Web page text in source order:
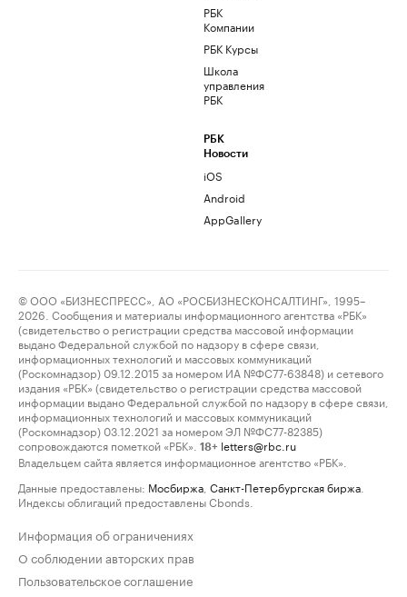
РБК
Компании
РБК Курсы
Школа
управления
РБК
РБК
Новости
iOS
Android
AppGallery
© ООО «БИЗНЕСПРЕСС», АО «РОСБИЗНЕСКОНСАЛТИНГ», 1995–
2026. Сообщения и материалы информационного агентства «РБК»
(свидетельство о регистрации средства массовой информации
выдано Федеральной службой по надзору в сфере связи,
информационных технологий и массовых коммуникаций
(Роскомнадзор) 09.12.2015 за номером ИА №ФС77-63848) и сетевого
издания «РБК» (свидетельство о регистрации средства массовой
информации выдано Федеральной службой по надзору в сфере связи,
информационных технологий и массовых коммуникаций
(Роскомнадзор) 03.12.2021 за номером ЭЛ №ФС77-82385)
сопровождаются пометкой «РБК».
18+ letters@rbc.ru
Владельцем сайта является информационное агентство «РБК».
Данные предоставлены: Мосбиржа Санкт-Петербургская биржа
Индексы облигаций предоставлены Cbonds.
Информация об ограничениях
О соблюдении авторских прав
Пользовательское соглашение